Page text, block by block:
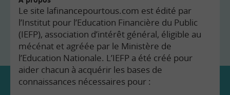
Le site lafinancepourtous.com est édité par
l’Institut pour l’Education Financière du Public
(IEFP), association d’intérêt général, éligible au
mécénat et agréée par le Ministère de
l’Education Nationale. L’IEFP a été créé pour
aider chacun à acquérir les bases de
connaissances nécessaires pour :